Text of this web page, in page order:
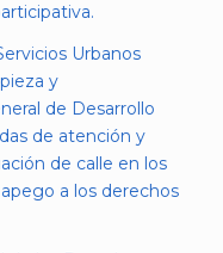
Urbanos
y
de Desarrollo
de atención y
de calle en los
a los derechos